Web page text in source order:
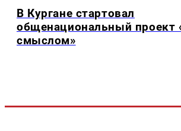
В Кургане стартовал
общенациональный проект
смыслом»